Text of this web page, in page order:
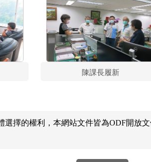
陳課長履新
選擇的權利，本網站文件皆為ODF開放